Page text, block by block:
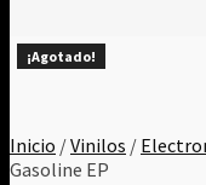
Inicio /Vinilos /
Gasoline EP
¡Agotado!
¡Agotado!
¡Agotado!
¡Agotado!
¡Agotado!
¡Agotado!
¡Agotado!
¡Agotado!
¡Agotado!
¡Agotado!